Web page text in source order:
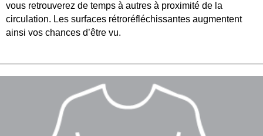
vous retrouverez de temps à autres à proximité de la
circulation. Les surfaces rétroréfléchissantes augmentent
ainsi vos chances d’être vu.